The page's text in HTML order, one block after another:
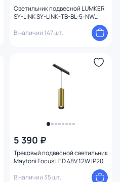
Светильник подвесной LUMKER
SY-LINK SY-LINK-TB-BL-5-NW
цилиндрический 4000K 5W 00-
00013691 черный
В наличии 147 шт.
5 390 ₽
Трековый подвесной светильник
Maytoni Focus LED 48V 12W IP20
3000-4000K TR041-2-12W4K-BBS
В наличии 35 шт.